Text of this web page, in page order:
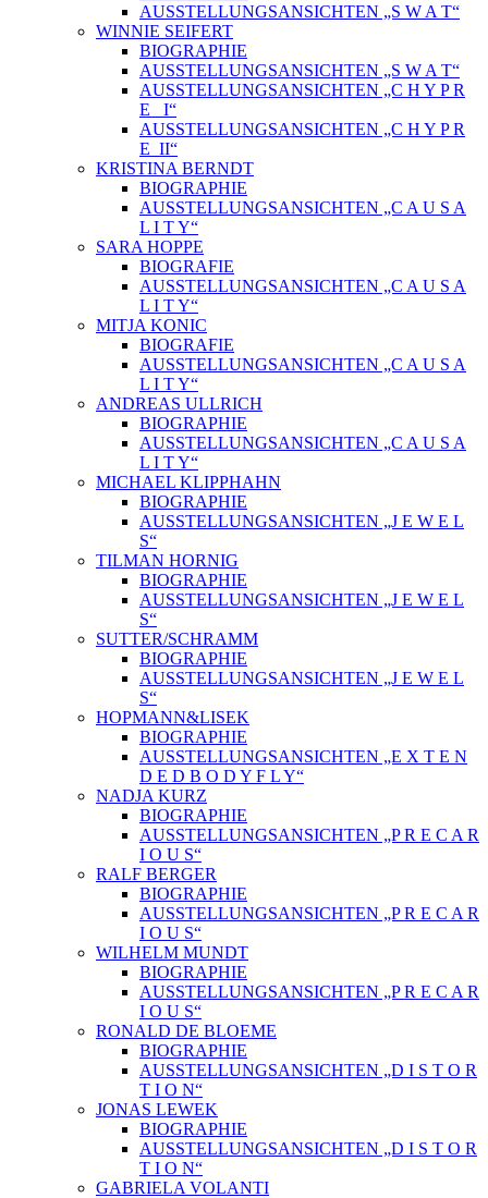
AUSSTELLUNGSANSICHTEN „S W A T“
WINNIE SEIFERT
BIOGRAPHIE
AUSSTELLUNGSANSICHTEN „S W A T“
AUSSTELLUNGSANSICHTEN „C H Y P R
E_ I“
AUSSTELLUNGSANSICHTEN „C H Y P R
E_II“
KRISTINA BERNDT
BIOGRAPHIE
AUSSTELLUNGSANSICHTEN „C A U S A
L I T Y“
SARA HOPPE
BIOGRAFIE
AUSSTELLUNGSANSICHTEN „C A U S A
L I T Y“
MITJA KONIC
BIOGRAFIE
AUSSTELLUNGSANSICHTEN „C A U S A
L I T Y“
ANDREAS ULLRICH
BIOGRAPHIE
AUSSTELLUNGSANSICHTEN „C A U S A
L I T Y“
MICHAEL KLIPPHAHN
BIOGRAPHIE
AUSSTELLUNGSANSICHTEN „J E W E L
S“
TILMAN HORNIG
BIOGRAPHIE
AUSSTELLUNGSANSICHTEN „J E W E L
S“
SUTTER/SCHRAMM
BIOGRAPHIE
AUSSTELLUNGSANSICHTEN „J E W E L
S“
HOPMANN&LISEK
BIOGRAPHIE
AUSSTELLUNGSANSICHTEN „E X T E N
D E D B O D Y F L Y“
NADJA KURZ
BIOGRAPHIE
AUSSTELLUNGSANSICHTEN „P R E C A R
I O U S“
RALF BERGER
BIOGRAPHIE
AUSSTELLUNGSANSICHTEN „P R E C A R
I O U S“
WILHELM MUNDT
BIOGRAPHIE
AUSSTELLUNGSANSICHTEN „P R E C A R
I O U S“
RONALD DE BLOEME
BIOGRAPHIE
AUSSTELLUNGSANSICHTEN „D I S T O R
T I O N“
JONAS LEWEK
BIOGRAPHIE
AUSSTELLUNGSANSICHTEN „D I S T O R
T I O N“
GABRIELA VOLANTI